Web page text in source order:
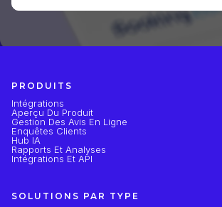
PRODUITS
Intégrations
Aperçu Du Produit
Gestion Des Avis En Ligne
Enquêtes Clients
Hub IA
Rapports Et Analyses
Intégrations Et API
SOLUTIONS PAR TYPE